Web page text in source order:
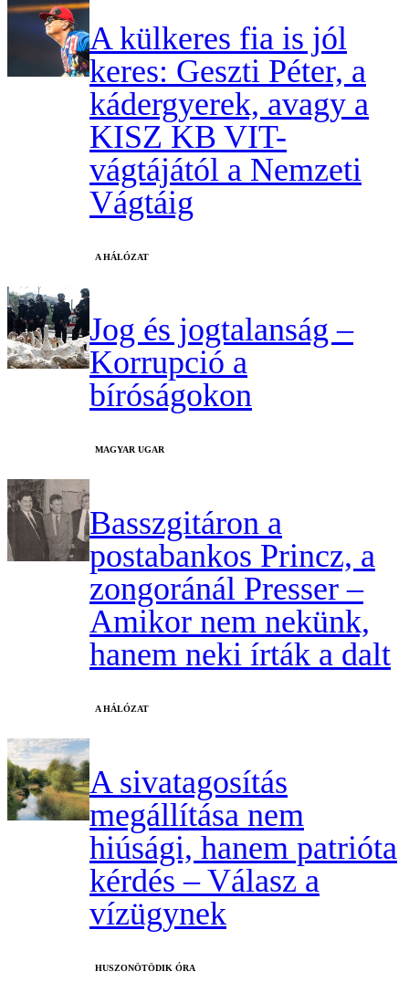
A külkeres fia is jól
keres: Geszti Péter, a
kádergyerek, avagy a
KISZ KB VIT-
vágtájától a Nemzeti
Vágtáig
A HÁLÓZAT
Jog és jogtalanság –
Korrupció a
bíróságokon
MAGYAR UGAR
Basszgitáron a
postabankos Princz, a
zongoránál Presser –
Amikor nem nekünk,
hanem neki írták a dalt
A HÁLÓZAT
A sivatagosítás
megállítása nem
hiúsági, hanem patrióta
kérdés – Válasz a
vízügynek
HUSZONÖTÖDIK ÓRA